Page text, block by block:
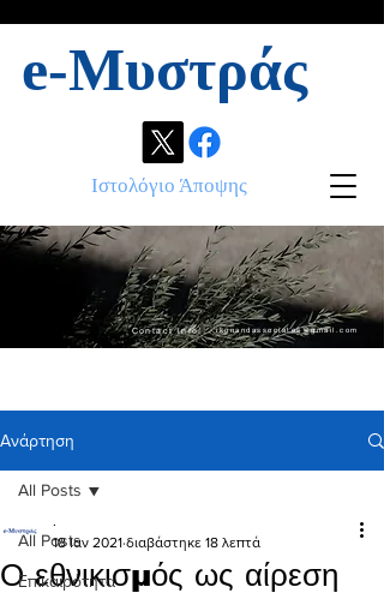
e-Μυστράς
Ιστολόγιο Άποψης
Contact info: ikonandassociates@gmail.com
Ανάρτηση
All Posts
Επικαιρότητα
All Posts
Ο εθνικισμός ως αίρεση
.
18 Ιαν 2021 διαβάστηκε 18 λεπτά